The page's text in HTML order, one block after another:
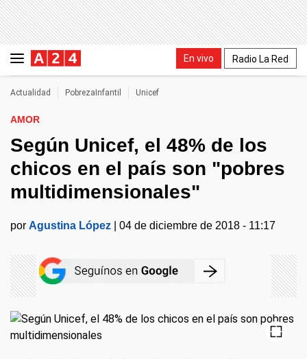
En vivo Radio La Red
Actualidad PobrezaInfantil Unicef
AMOR
Según Unicef, el 48% de los
chicos en el país son "pobres
multidimensionales"
por Agustina López 04 de diciembre de 2018 - 11:17